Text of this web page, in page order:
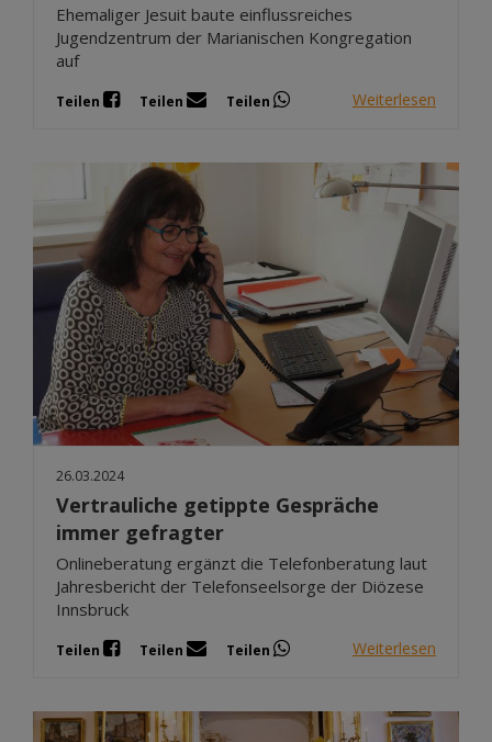
Ehemaliger Jesuit baute einflussreiches
Jugendzentrum der Marianischen Kongregation
auf
Teilen Teilen Teilen Weiterlesen
26.03.2024
Vertrauliche getippte Gespräche
immer gefragter
Onlineberatung ergänzt die Telefonberatung laut
Jahresbericht der Telefonseelsorge der Diözese
Innsbruck
Teilen Teilen Teilen Weiterlesen